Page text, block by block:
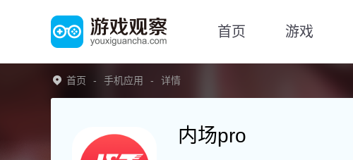
首页 游戏
首页 手机应用 详情
内场pro